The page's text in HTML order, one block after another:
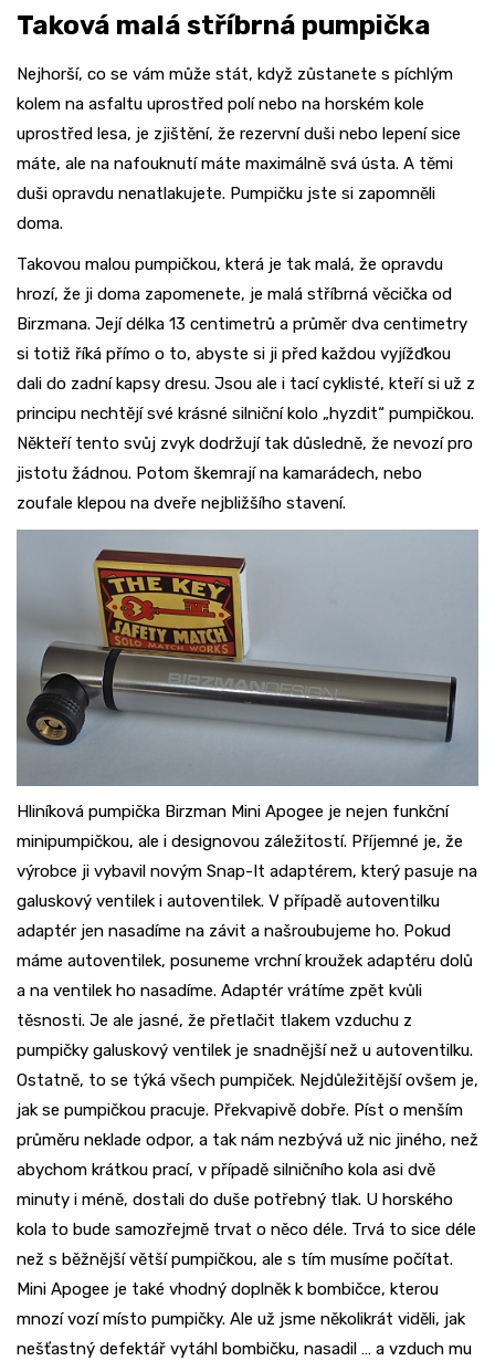
Taková malá stříbrná pumpička
Nejhorší, co se vám může stát, když zůstanete s píchlým
kolem na asfaltu uprostřed polí nebo na horském kole
uprostřed lesa, je zjištění, že rezervní duši nebo lepení sice
máte, ale na nafouknutí máte maximálně svá ústa. A těmi
duši opravdu nenatlakujete. Pumpičku jste si zapomněli
doma.
Takovou malou pumpičkou, která je tak malá, že opravdu
hrozí, že ji doma zapomenete, je malá stříbrná věcička od
Birzmana. Její délka 13 centimetrů a průměr dva centimetry
si totiž říká přímo o to, abyste si ji před každou vyjížďkou
dali do zadní kapsy dresu. Jsou ale i tací cyklisté, kteří si už z
principu nechtějí své krásné silniční kolo „hyzdit“ pumpičkou.
Někteří tento svůj zvyk dodržují tak důsledně, že nevozí pro
jistotu žádnou. Potom škemrají na kamarádech, nebo
zoufale klepou na dveře nejbližšího stavení.
Hliníková pumpička Birzman Mini Apogee je nejen funkční
minipumpičkou, ale i designovou záležitostí. Příjemné je, že
výrobce ji vybavil novým Snap-It adaptérem, který pasuje na
galuskový ventilek i autoventilek. V případě autoventilku
adaptér jen nasadíme na závit a našroubujeme ho. Pokud
máme autoventilek, posuneme vrchní kroužek adaptéru dolů
a na ventilek ho nasadíme. Adaptér vrátíme zpět kvůli
těsnosti. Je ale jasné, že přetlačit tlakem vzduchu z
pumpičky galuskový ventilek je snadnější než u autoventilku.
Ostatně, to se týká všech pumpiček. Nejdůležitější ovšem je,
jak se pumpičkou pracuje. Překvapivě dobře. Píst o menším
průměru neklade odpor, a tak nám nezbývá už nic jiného, než
abychom krátkou prací, v případě silničního kola asi dvě
minuty i méně, dostali do duše potřebný tlak. U horského
kola to bude samozřejmě trvat o něco déle. Trvá to sice déle
než s běžnější větší pumpičkou, ale s tím musíme počítat.
Mini Apogee je také vhodný doplněk k bombičce, kterou
mnozí vozí místo pumpičky. Ale už jsme několikrát viděli, jak
nešťastný defektář vytáhl bombičku, nasadil … a vzduch mu